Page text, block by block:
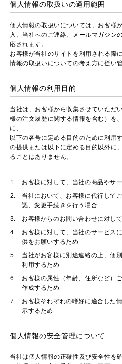
個人情報の取扱いの適用範囲
個人情報の取扱いについては、お客様
入、当社へのご連絡、メールマガジン
応されます。
お客様が当社のサイトを利用される際
情報の取扱いについての考え方に従い
個人情報の利用目的
当社は、お客様から収集させていただ
様の注文履歴に関する情報を含む）を
に、
以下の各号に定める目的のために利用
の提供または以下に定める目的以外に
ることはありません。
お客様に対して、当社の商品やサ
当社において、お客様に代行して
認、変更手続きを行う場合
お客様からのお問い合わせに対し
お客様に対して、当社のサービス
供をお願いするため
当社がお客様に別途連絡の上、個
利用するため
お客様の属性（年齢、住所など）
作成するため
お客様それぞれの嗜好に適合した
示するため
個人情報の安全管理について
当社は個人情報の正確性及び安全性を